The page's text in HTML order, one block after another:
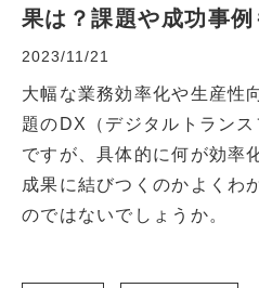
果は？課題や成功事例
2023/11/21
大幅な業務効率化や生産性
題のDX（デジタルトラン
ですが、具体的に何が効率
成果に結びつくのかよくわ
のではないでしょうか。